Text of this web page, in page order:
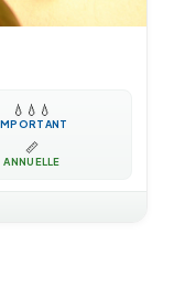
💧 💧 💧
IMPORTANT
📏
ANNUELLE